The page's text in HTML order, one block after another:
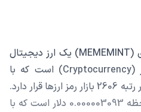
MEME MINT با نماد اختصاری (MEMEMINT) یک ارز دیجیتال
(Digital Currency) یا رمزارز (Cryptocurrency) است که با
ارزش بازار حدود 825.06 دلار در رتبه 2606 بازار رمز ارزها قرار دارد.
قیمت MEME MINT در این لحظه 0.000003093 دلار است که با